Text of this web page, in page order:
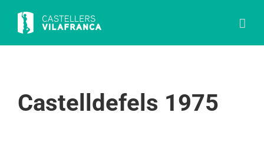
content
Castelldefels 1975